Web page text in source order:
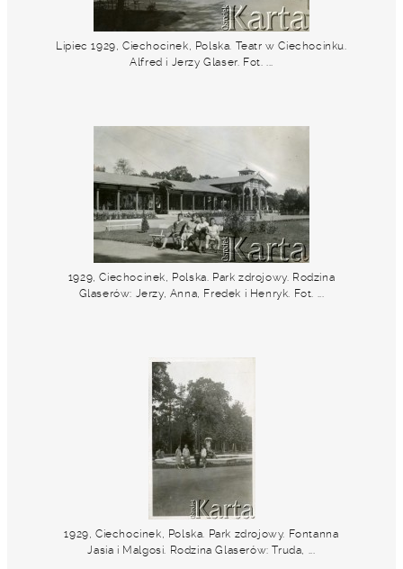
Lipiec 1929, Ciechocinek, Polska. Teatr w Ciechocinku.
Alfred i Jerzy Glaser. Fot. ...
1929, Ciechocinek, Polska. Park zdrojowy. Rodzina
Glaserów: Jerzy, Anna, Fredek i Henryk. Fot. ...
1929, Ciechocinek, Polska. Park zdrojowy. Fontanna
Jasia i Malgosi. Rodzina Glaserów: Truda, ...